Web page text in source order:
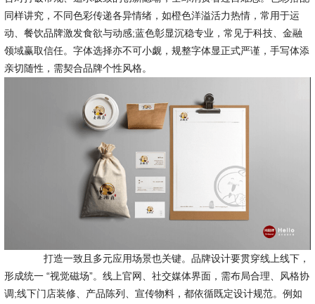
同样讲究，不同色彩传递各异情绪，如橙色洋溢活力热情，常用于运
动、餐饮品牌激发食欲与动感;蓝色彰显沉稳专业，常见于科技、金融
领域赢取信任。字体选择亦不可小觑，规整字体显正式严谨，手写体添
亲切随性，需契合品牌个性风格。
打造一致且多元应用场景也关键。品牌设计要贯穿线上线下，
形成统一 “视觉磁场”。线上官网、社交媒体界面，需布局合理、风格协
调;线下门店装修、产品陈列、宣传物料，都依循既定设计规范。例如